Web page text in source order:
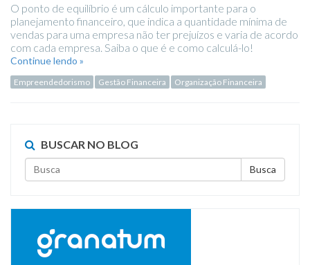
O ponto de equilíbrio é um cálculo importante para o
planejamento financeiro, que indica a quantidade mínima de
vendas para uma empresa não ter prejuízos e varia de acordo
com cada empresa. Saiba o que é e como calculá-lo!
Continue lendo »
Empreendedorismo Gestão Financeira Organização Financeira
BUSCAR NO BLOG
Busca